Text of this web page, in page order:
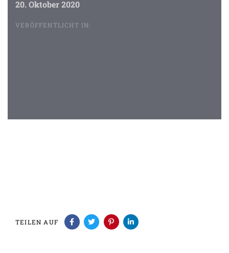
20. Oktober 2020
VERÖFFENTLICHT IN:
TEILEN AUF